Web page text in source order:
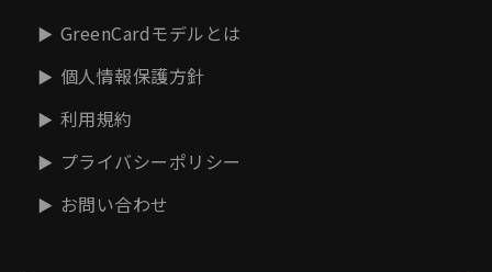
GreenCardモデルとは
個人情報保護方針
利用規約
プライバシーポリシー
お問い合わせ